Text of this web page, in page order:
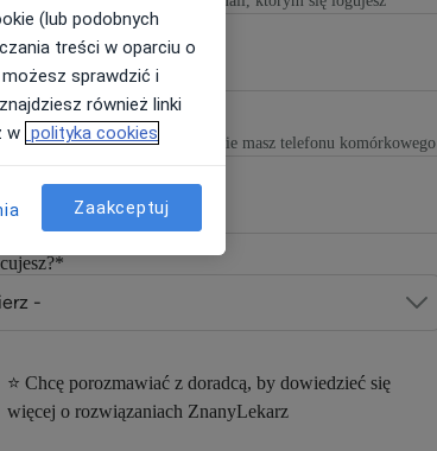
*
stacjonarny tylko wtedy, gdy nie masz telefonu komórkowego
*
⭐ Chcę porozmawiać z doradcą, by dowiedzieć się
więcej o rozwiązaniach ZnanyLekarz
(lub podobnych
treści w oparciu o
sprawdzić i
również linki
w polityka cookies
Zaakceptuj